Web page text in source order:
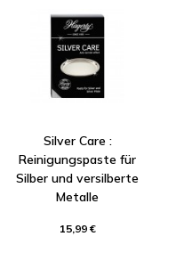
Silver Care :
Reinigungspaste für
Silber und versilberte
Metalle
15,99 €